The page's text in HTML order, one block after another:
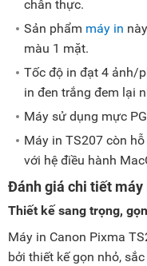
chân thực.
Sản phẩm máy in
màu 1 mặt.
Tốc độ in đạt 4 ảnh/
in đen trắng đem lại
Máy sử dụng mực
Máy in TS207 còn
với hệ điều hành
Đánh giá chi tiết máy
Thiết kế sang trọng,
Máy in Canon Pixma
bởi thiết kế gọn nhỏ,